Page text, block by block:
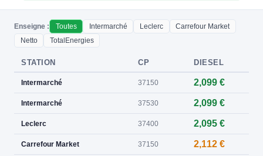
Enseigne : Toutes Intermarché Leclerc
Carrefour Market
Netto
TotalEnergies
STATION CP DIESEL
Intermarché 37150 2,099 €
Intermarché 37530 2,099 €
Leclerc 37400 2,095 €
Carrefour Market 37150 2,112 €